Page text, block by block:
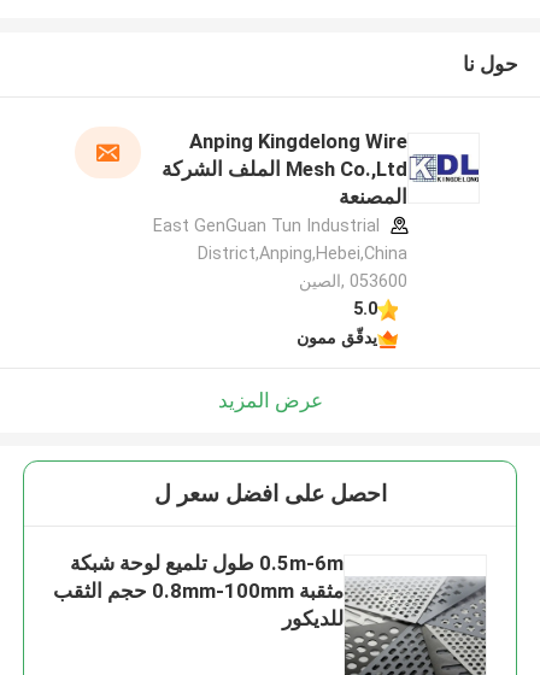
حول نا
Anping Kingdelong Wire
Mesh Co.,Ltd الملف الشركة
المصنعة
East GenGuan Tun Industrial
District,Anping,Hebei,China
053600 ,الصين
5.0
يدقّق ممون
عرض المزيد
احصل على افضل سعر ل
0.5m-6m طول تلميع لوحة شبكة
مثقبة 0.8mm-100mm حجم الثقب
للديكور